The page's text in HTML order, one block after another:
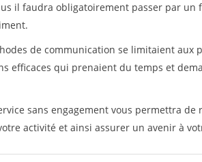
il faudra obligatoirement passer par un
de communication se limitaient aux
efficaces qui prenaient du temps et
sans engagement vous permettra de
activité et ainsi assurer un avenir à